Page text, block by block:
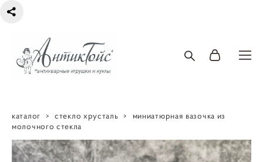
каталог > стекло хрусталь >
миниатюрная вазочка из
молочного стекла